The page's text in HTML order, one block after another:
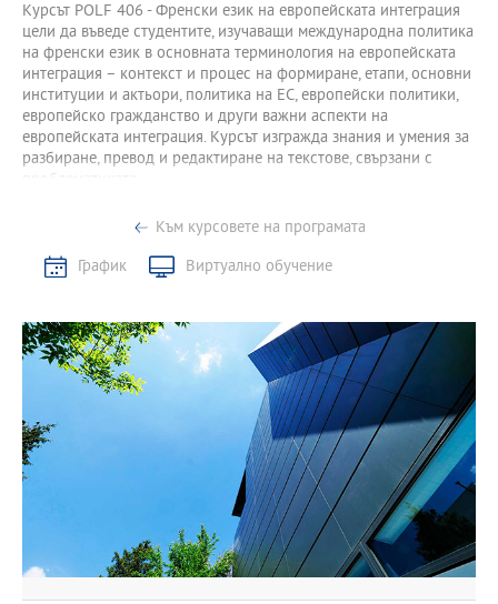
Курсът POLF 406 - Френски език на европейската интеграция
цели да въведе студентитe, изучаващи международна политика
на френски език в основната терминология на европейската
интеграция – контекст и процес на формиране, етапи, основни
институции и актьори, политика на ЕС, европейски политики,
европейско гражданство и други важни аспекти на
европейската интeграция. Курсът изгражда знания и умения за
разбиране, превод и редактиране на текстове, свързани с
проблематиката.
Към курсовете на програмата
График
Виртуално обучение